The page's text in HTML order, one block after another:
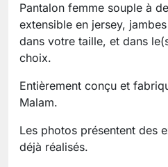
Pantalon femme souple à
extensible en jersey,
dans votre taille, et dans
choix.
Entièrement conçu et
Malam.
Les photos présentent des
déjà réalisés.